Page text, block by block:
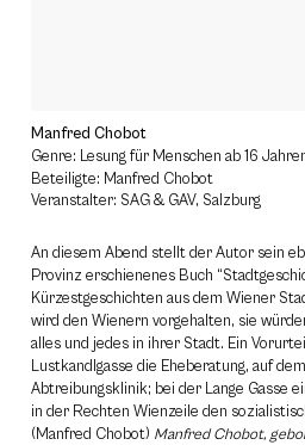
Manfred Chobot
Genre: Lesung für Menschen ab 16
Beteiligte: Manfred Chobot
Veranstalter: SAG & GAV, Salzburg
An diesem Abend stellt der Autor sein
Provinz erschienenes Buch
Kürzestgeschichten aus dem Wiener
wird den Wienern vorgehalten, sie
alles und jedes in ihrer Stadt. Ein
Lustkandlgasse die Eheberatung, auf
Abtreibungsklinik; bei der Lange Gasse
in der Rechten Wienzeile den
(Manfred Chobot) Manfred Chobot,